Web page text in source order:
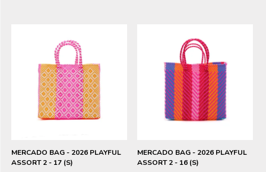
MERCADO BAG - 2026 PLAYFUL
ASSORT 2 - 17 (S)
MERCADO BAG - 2026 PLAYFUL
ASSORT 2 - 16 (S)